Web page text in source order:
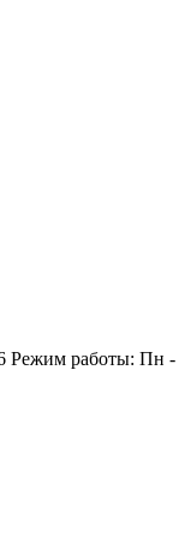
Режим работы: Пн -